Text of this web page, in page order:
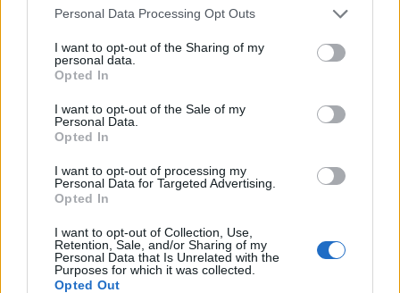
Personal Data Processing Opt Outs
I want to opt-out of the Sharing of my
personal data.
Opted In
I want to opt-out of the Sale of my
Personal Data.
Opted In
I want to opt-out of processing my
Personal Data for Targeted Advertising.
Opted In
I want to opt-out of Collection, Use,
Retention, Sale, and/or Sharing of my
Personal Data that Is Unrelated with the
Purposes for which it was collected.
Opted Out
A keresett cikk a portfolio.hu hírarchívumához
regisztrációhoz kötött.
Portfolio.hu teljes cikkarchívum
Kötéslisták: BÉT elmúlt 2 év napon belüli
MÁR ELŐFIZETŐNK VAGY?BEJELENTKEZÉS